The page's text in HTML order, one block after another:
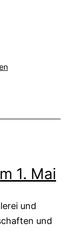
1. Mai
und
und